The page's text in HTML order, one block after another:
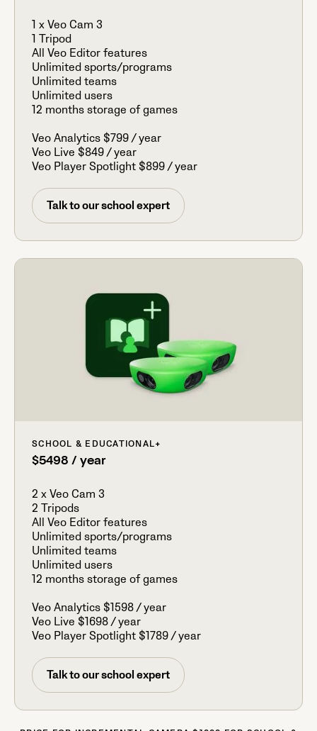
1 x Veo Cam 3
1 Tripod
All Veo Editor features
Unlimited sports/programs
Unlimited teams
Unlimited users
12 months storage of games
Veo Analytics $799 / year
Veo Live $849 / year
Veo Player Spotlight $899 / year
Talk to our school expert
SCHOOL & EDUCATIONAL+
$5498 / year
2 x Veo Cam 3
2 Tripods
All Veo Editor features
Unlimited sports/programs
Unlimited teams
Unlimited users
12 months storage of games
Veo Analytics $1598 / year
Veo Live $1698 / year
Veo Player Spotlight $1789 / year
Talk to our school expert